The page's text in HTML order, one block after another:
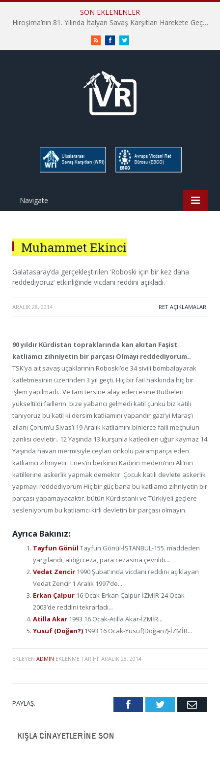
SON EKLENENLER
Hiroşima’nın 81. Yılında İtalyan Savaş Karşıtları Harekete Geçti: “Hatırlamak yeterli değil”
RSS FacebookTwitter
Navigate
Muhammet Ekinci
Galatasaray’da gerçekleştirilen ‘Roboski için bir kez daha
reddediyoruz’ etkinliğinde vicdani reddini açıkladı.
ARALIK 28, 2014 · RET AÇIKLAMALARI
90 yıldır Kürdistan topraklarında kan akıtan Faşist
katliamcı zihniyetin bir parçası Olmayı reddediyorum..
TSK’ya ait savaş uçaklarının Roboski’de 34 sivili bombalayarak
katletmesinin üzerinden 3 yıl geçti. Hiç bir fail hakkında hiç bir
işlem yapılmadı.. Ve tam tersine alay edercesine Rütbeleri
yükseltildi faillerin. bize yabancı gelmedi katil çünkü biz katili
tanıyoruz bu katil ki dersim katliamını yapandır gazi’yi Maraş’ı
zilanı Çorum’u Sivas’ı 19 Aralık katliamını binlerce faili meçhulun
zanlısı devletir.. 12 Yaşında 13 kurşunla katledilen uğur kaymaz 14
Yaşında havan mermisiyle ceylan önkolu paramparça eden
katliamcı zihniyetir. Enes’in berkinin Kadirin medeni’nin Ali’nin
katillerine askerlik yapmak demektir. Çocuk katili devlete askerlik
yapmayı reddediyorum Hiç bir güç bana bu katliamcı zihniyetin bir
parçası yapamayacaktır..bütün Kürdistanlı ve Türkiyeli geçlere
sesleniyorum bu katliamcı kirli devletin bir parçası olmayın.
Ayrıca Bakınız:
Tayfun Gönül Tayfun Gönül-İSTANBUL-155. maddeden
yargılandı, aldığı ceza, para cezasına çevrildi....
Vedat Zencir 1990 Şubat'ında vicdani reddini açıklayan
Vedat Zencir 1 Aralık 1997’de...
Erkan Çalpur 16 Ocak-Erkan Çalpur-İZMİR-24 Ocak
2003’de reddini tekrarladı...
Atilla Akar 1993 16 Ocak-Atilla Akar-İZMİR...
Yusuf (Doğan?) 1993 16 Ocak-Yusuf(Doğan?)-İZMİR...
EKLEYEN ADMIN EKLENME TARIHI: ARALIK 28, 2014
PAYLAŞ. FacebookTwitter Email